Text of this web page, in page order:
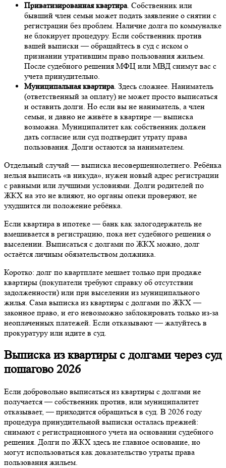
Приватизированная квартира. Собственник или
бывший член семьи может подать заявление о снятии с
регистрации без проблем. Наличие долга по коммуналке
не блокирует процедуру. Если собственник против
вашей выписки — обращайтесь в суд с иском о
признании утратившим право пользования жильем.
После судебного решения МФЦ или МВД снимут вас с
учета принудительно.
Муниципальная квартира. Здесь сложнее. Наниматель
(ответственный за оплату) не может просто выписаться
и оставить долги. Но если вы не наниматель, а член
семьи, и давно не живёте в квартире — выписка
возможна. Муниципалитет как собственник должен
дать согласие или суд подтвердит утрату права
пользования. Долги остаются за нанимателем.
Отдельный случай — выписка несовершеннолетнего. Ребёнка
нельзя выписать «в никуда», нужен новый адрес регистрации
с равными или лучшими условиями. Долги родителей по
ЖКХ на это не влияют, но органы опеки проверяют, не
ухудшится ли положение ребёнка.
Если квартира в ипотеке — банк как залогодержатель не
вмешивается в регистрацию, пока нет судебного решения о
выселении. Выписаться с долгами по ЖКХ можно, долг
остаётся личным обязательством должника.
Коротко: долг по квартплате мешает только при продаже
квартиры (покупатели требуют справку об отсутствии
задолженности) или при выселении из муниципального
жилья. Сама выписка из квартиры с долгами по ЖКХ —
законное право, и его невозможно заблокировать только из-за
неоплаченных платежей. Если отказывают — жалуйтесь в
прокуратуру или идите в суд.
Выписка из квартиры с долгами через суд
пошагово 2026
Если добровольно выписаться из квартиры с долгами не
получается — собственник против, или муниципалитет
отказывает, — приходится обращаться в суд. В 2026 году
процедура принудительной выписки осталась прежней:
снимают с регистрационного учета на основании судебного
решения. Долги по ЖКХ здесь не главное основание, но
могут использоваться как доказательство утраты права
пользования жильем.